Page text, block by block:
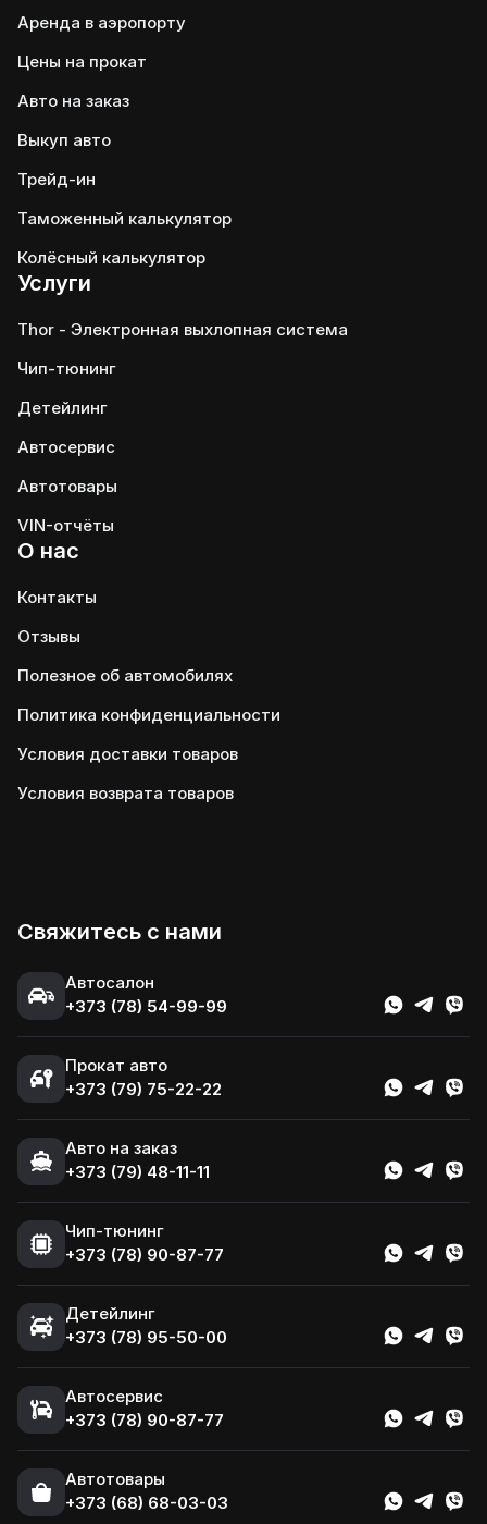
Аренда в аэропорту
Цены на прокат
Авто на заказ
Выкуп авто
Трейд-ин
Таможенный калькулятор
Колёсный калькулятор
Услуги
Thor - Электронная выхлопная система
Чип-тюнинг
Детейлинг
Автосервис
Автотовары
VIN-отчёты
О нас
Контакты
Отзывы
Полезное об автомобилях
Политика конфиденциальности
Условия доставки товаров
Условия возврата товаров
Свяжитесь с нами
Автосалон
+373 (78) 54-99-99
Прокат авто
+373 (79) 75-22-22
Авто на заказ
+373 (79) 48-11-11
Чип-тюнинг
+373 (78) 90-87-77
Детейлинг
+373 (78) 95-50-00
Автосервис
+373 (78) 90-87-77
Автотовары
+373 (68) 68-03-03